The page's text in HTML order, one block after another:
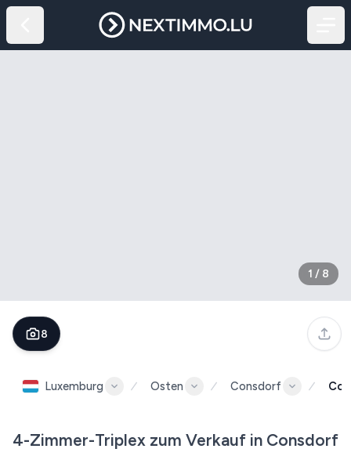
1 / 8
8
Luxemburg Osten Consdorf
4-Zimmer-Triplex zum Verkauf in Consdorf